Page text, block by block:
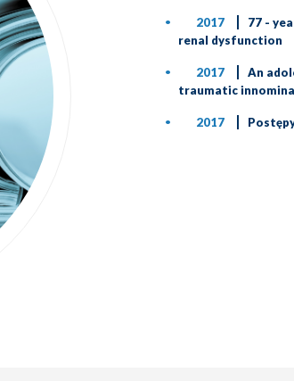
2017
77 -
renal dysfunction
2017
An
traumatic
2017